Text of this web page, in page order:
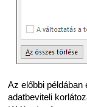
Az előbbi példában
adatbeviteli